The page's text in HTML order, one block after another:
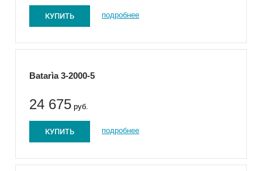
КУПИТЬ подробнее
Batarìa 3-2000-5
24 675 руб.
КУПИТЬ подробнее